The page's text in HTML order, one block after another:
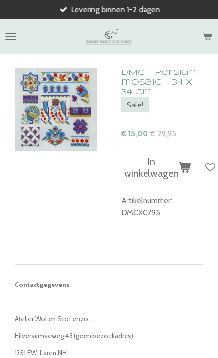
direct
naar
Levering binnen 1-2 dagen
DMC - Persian
mosaic - 34 x
34 cm
Sale!
€ 15,00 € 29,95
In
winkelwagen
Artikelnummer:
DMCXC795
Contactgegevens
Atelier Wol en Stof enzo...
Hilversumseweg 43 (geen bezoekadres)
1251 EW Laren NH